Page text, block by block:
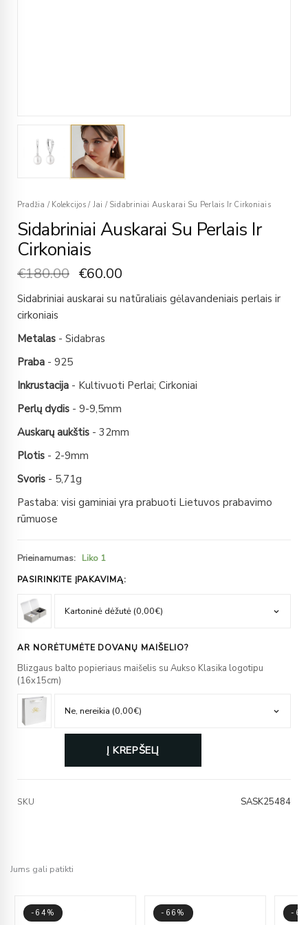
Pradžia / Kolekcijos / Jai /Sidabriniai Auskarai Su Perlais Ir Cirkoniais
Sidabriniai Auskarai Su Perlais Ir
Cirkoniais
€180.00 €60.00
Sidabriniai auskarai su natūraliais gėlavandeniais perlais ir
cirkoniais
Metalas - Sidabras
Praba - 925
Inkrustacija - Kultivuoti Perlai; Cirkoniai
Perlų dydis - 9-9,5mm
Auskarų aukštis - 32mm
Plotis - 2-9mm
Svoris - 5,71g
Pastaba: visi gaminiai yra prabuoti Lietuvos prabavimo
rūmuose
Prieinamumas: Liko 1
PASIRINKITE ĮPAKAVIMĄ:
AR NORĖTUMĖTE DOVANŲ MAIŠELIO?
Blizgaus balto popieriaus maišelis su Aukso Klasika logotipu
(16x15cm)
Į KREPŠELĮ
SKU SASK25484
Jums gali patikti
-64% -66% -